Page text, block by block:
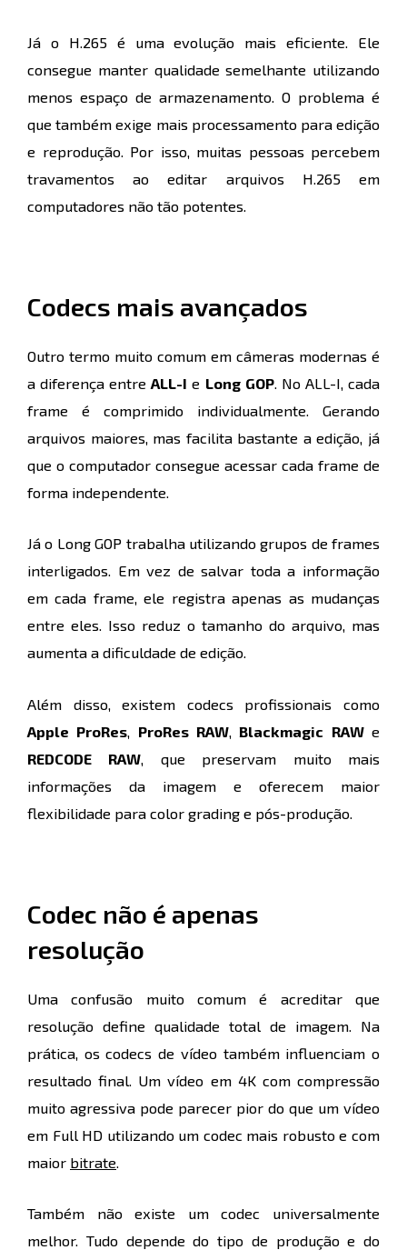
Já o H.265 é uma evolução mais eficiente. Ele
consegue manter qualidade semelhante utilizando
menos espaço de armazenamento. O problema é
que também exige mais processamento para edição
e reprodução. Por isso, muitas pessoas percebem
travamentos ao editar arquivos H.265 em
computadores não tão potentes.
Codecs mais avançados
Outro termo muito comum em câmeras modernas é
a diferença entreALL-I e Long GOP. No ALL-I, cada
frame é comprimido individualmente. Gerando
arquivos maiores, mas facilita bastante a edição, já
que o computador consegue acessar cada frame de
forma independente.
Já o Long GOP trabalha utilizando grupos de frames
interligados. Em vez de salvar toda a informação
em cada frame, ele registra apenas as mudanças
entre eles. Isso reduz o tamanho do arquivo, mas
aumenta a dificuldade de edição.
Além disso, existem codecs profissionais como
Apple ProRes
ProRes RAW ,Blackmagic RAWe
REDCODE RAW , que preservam muito mais
informações da imagem e oferecem maior
flexibilidade para color grading e pós-produção.
Codec não é apenas
resolução
Uma confusão muito comum é acreditar que
resolução define qualidade total de imagem. Na
prática, os codecs de vídeo também influenciam o
resultado final. Um vídeo em 4K com compressão
muito agressiva pode parecer pior do que um vídeo
em Full HD utilizando um codec mais robusto e com
maior bitrate.
Também não existe um codec universalmente
melhor. Tudo depende do tipo de produção e do